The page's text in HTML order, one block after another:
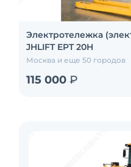
Электротележка
JHLIFT EPT 20H
Москва и еще 50 городов
115 000 ₽